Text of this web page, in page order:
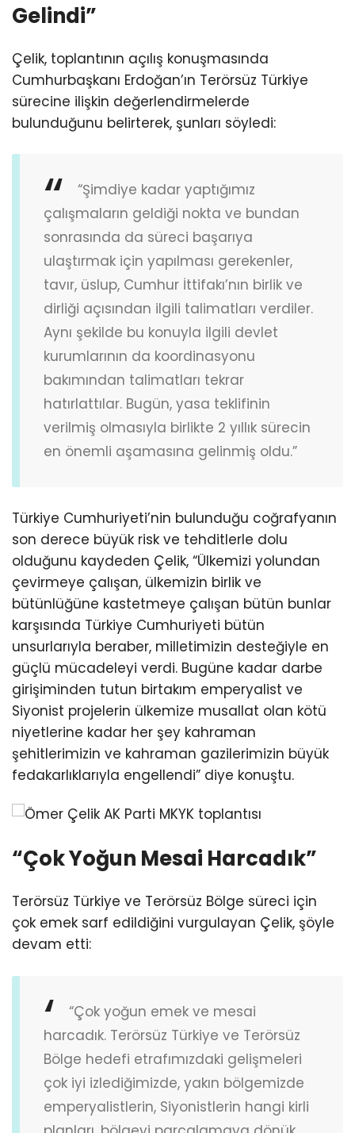
Gelindi”
Çelik, toplantının açılış konuşmasında
Cumhurbaşkanı Erdoğan’ın Terörsüz Türkiye
sürecine ilişkin değerlendirmelerde
bulunduğunu belirterek, şunları söyledi:
“Şimdiye kadar yaptığımız
çalışmaların geldiği nokta ve bundan
sonrasında da süreci başarıya
ulaştırmak için yapılması gerekenler,
tavır, üslup, Cumhur İttifakı’nın birlik ve
dirliği açısından ilgili talimatları verdiler.
Aynı şekilde bu konuyla ilgili devlet
kurumlarının da koordinasyonu
bakımından talimatları tekrar
hatırlattılar. Bugün, yasa teklifinin
verilmiş olmasıyla birlikte 2 yıllık sürecin
en önemli aşamasına gelinmiş oldu.”
Türkiye Cumhuriyeti’nin bulunduğu coğrafyanın
son derece büyük risk ve tehditlerle dolu
olduğunu kaydeden Çelik, “Ülkemizi yolundan
çevirmeye çalışan, ülkemizin birlik ve
bütünlüğüne kastetmeye çalışan bütün bunlar
karşısında Türkiye Cumhuriyeti bütün
unsurlarıyla beraber, milletimizin desteğiyle en
güçlü mücadeleyi verdi. Bugüne kadar darbe
girişiminden tutun birtakım emperyalist ve
Siyonist projelerin ülkemize musallat olan kötü
niyetlerine kadar her şey kahraman
şehitlerimizin ve kahraman gazilerimizin büyük
fedakarlıklarıyla engellendi” diye konuştu.
“Çok Yoğun Mesai Harcadık”
Terörsüz Türkiye ve Terörsüz Bölge süreci için
çok emek sarf edildiğini vurgulayan Çelik, şöyle
devam etti:
“Çok yoğun emek ve mesai
harcadık. Terörsüz Türkiye ve Terörsüz
Bölge hedefi etrafımızdaki gelişmeleri
çok iyi izlediğimizde, yakın bölgemizde
emperyalistlerin, Siyonistlerin hangi kirli